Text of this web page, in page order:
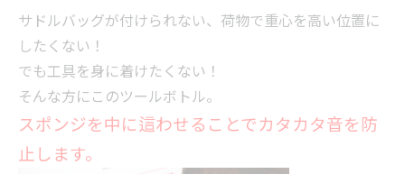
サドルバッグが付けられない、荷物で重心を高い位置に
したくない！
でも工具を身に着けたくない！
そんな方にこのツールボトル。
スポンジを中に這わせることでカタカタ音を防
止します。